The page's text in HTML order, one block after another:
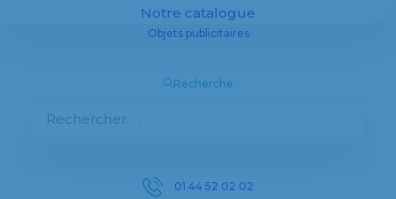
Notre catalogue
Objets publicitaires
Recherche
01 44 52 02 02
Découvrez notre sélection complète d’objets
votre entreprise efficacement.